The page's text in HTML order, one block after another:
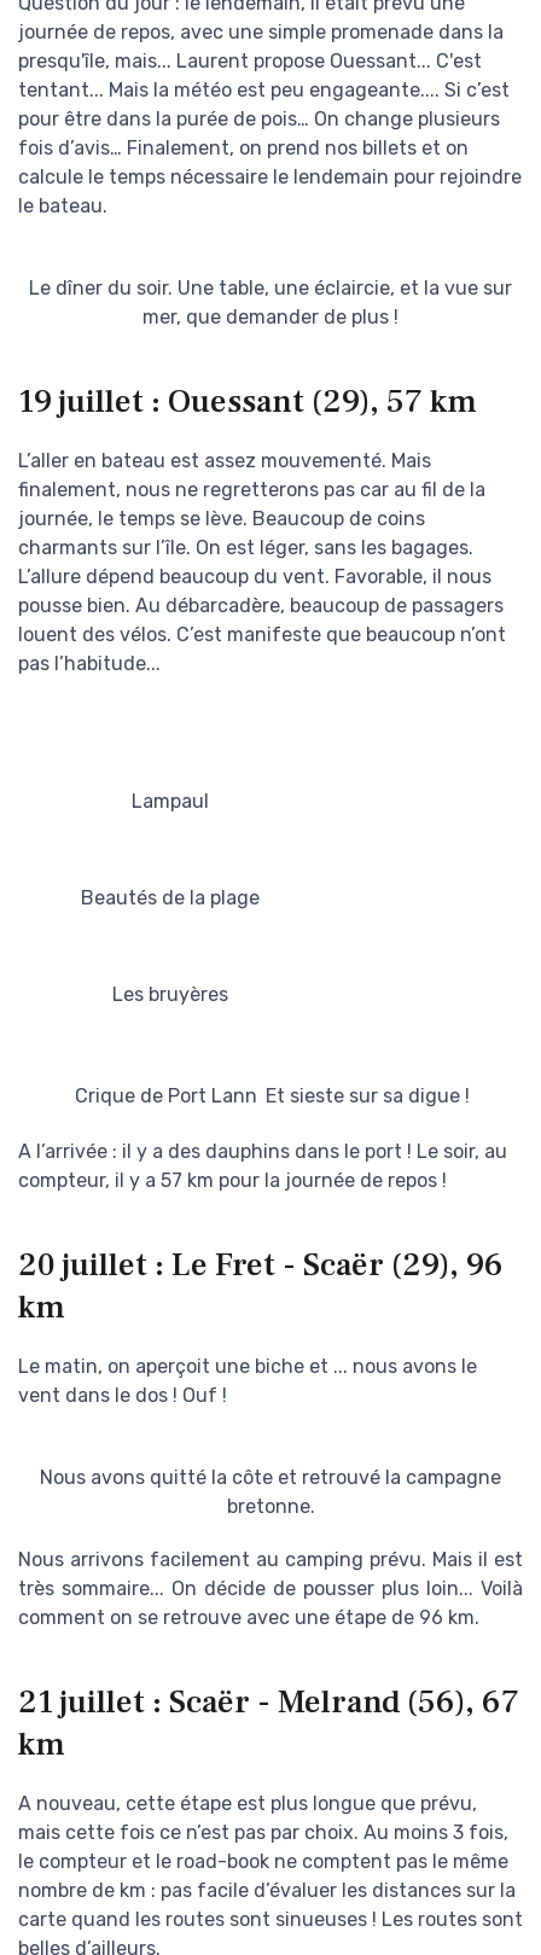
journée de repos, avec une simple promenade dans la
presqu'île, mais... Laurent propose Ouessant... C'est
tentant... Mais la météo est peu engageante.... Si c’est
pour être dans la purée de pois… On change plusieurs
fois d’avis… Finalement, on prend nos billets et on
calcule le temps nécessaire le lendemain pour rejoindre
le bateau.
Le dîner du soir. Une table, une éclaircie, et la vue sur
mer, que demander de plus !
19 juillet : Ouessant (29), 57 km
L’aller en bateau est assez mouvementé. Mais
finalement, nous ne regretterons pas car au fil de la
journée, le temps se lève. Beaucoup de coins
charmants sur l’île. On est léger, sans les bagages.
L’allure dépend beaucoup du vent. Favorable, il nous
pousse bien. Au débarcadère, beaucoup de passagers
louent des vélos. C’est manifeste que beaucoup n’ont
pas l’habitude...
Lampaul
Beautés de la plage
Les bruyères
Crique de Port Lann Et sieste sur sa digue !
A l’arrivée : il y a des dauphins dans le port ! Le soir, au
compteur, il y a 57 km pour la journée de repos !
20 juillet : Le Fret - Scaër (29), 96
km
Le matin, on aperçoit une biche et ... nous avons le
vent dans le dos ! Ouf !
Nous avons quitté la côte et retrouvé la campagne
bretonne.
Nous arrivons facilement au camping prévu. Mais il est
très sommaire... On décide de pousser plus loin... Voilà
comment on se retrouve avec une étape de 96 km.
21 juillet : Scaër - Melrand (56), 67
km
A nouveau, cette étape est plus longue que prévu,
mais cette fois ce n’est pas par choix. Au moins 3 fois,
le compteur et le road-book ne comptent pas le même
nombre de km : pas facile d’évaluer les distances sur la
carte quand les routes sont sinueuses ! Les routes sont
belles d’ailleurs.